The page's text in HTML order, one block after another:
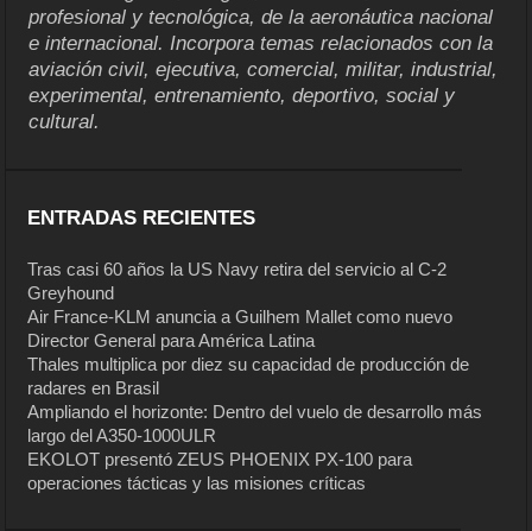
profesional y tecnológica, de la aeronáutica nacional
e internacional. Incorpora temas relacionados con la
aviación civil, ejecutiva, comercial, militar, industrial,
experimental, entrenamiento, deportivo, social y
cultural.
ENTRADAS RECIENTES
Tras casi 60 años la US Navy retira del servicio al C-2
Greyhound
Air France-KLM anuncia a Guilhem Mallet como nuevo
Director General para América Latina
Thales multiplica por diez su capacidad de producción de
radares en Brasil
Ampliando el horizonte: Dentro del vuelo de desarrollo más
largo del A350-1000ULR
EKOLOT presentó ZEUS PHOENIX PX-100 para
operaciones tácticas y las misiones críticas